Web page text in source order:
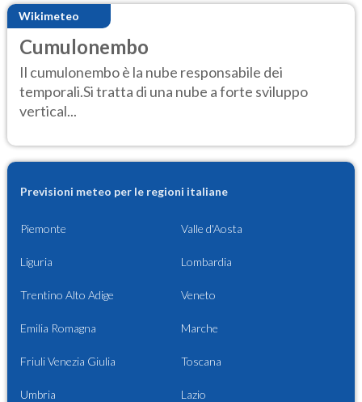
Wikimeteo
Cumulonembo
Il cumulonembo è la nube responsabile dei
temporali.Si tratta di una nube a forte sviluppo
vertical...
Previsioni meteo per le regioni italiane
Piemonte Valle d'Aosta
Liguria Lombardia
Trentino Alto Adige Veneto
Emilia Romagna Marche
Friuli Venezia Giulia Toscana
Umbria Lazio